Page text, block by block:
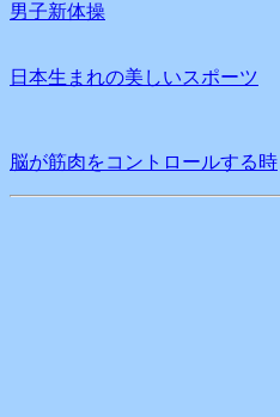
男子新体操
日本生まれの美しいスポーツ
脳が筋肉をコントロールする時